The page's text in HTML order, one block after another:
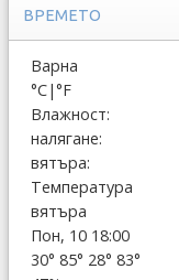
ВРЕМЕТО
Варна
°C|°F
Влажност:
налягане:
вятъра:
Температура
вятъра
Пон, 10 18:00
30° 85° 28° 83°